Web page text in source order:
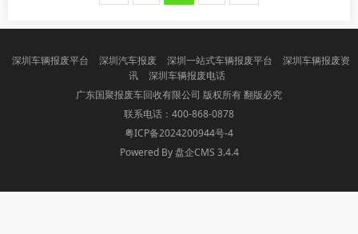
深圳车辆报废平台 深圳汽车报废 深圳一站式车辆报废平台
深圳车辆报废资
讯
深圳车辆报废电话
广东国聚报废车回收有限公司 版权所有 翻版必究
联系电话：400-868-0878
粤ICP备2024200944号-4
Powered By 盘企CMS 3.4.4
盘企CMS